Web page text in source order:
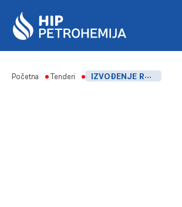
Početna Tenderi IZVOĐENJE RADOVA ZA ISPITIVANJE KVALITETA, PRELIMINARNU KATEGORIZACIJU ZEMLJE (GRAĐEVINSKI OTPAD) I IZRADU PRATEĆIH IZVEŠTAJAZA PROJEKAT „IZGRADNJA NOVIH PROIZVODNIH KAPACITETA ZA PREČIŠĆAVANJE PROPILENA I PROIZVODNJU POLIPROPILENA“